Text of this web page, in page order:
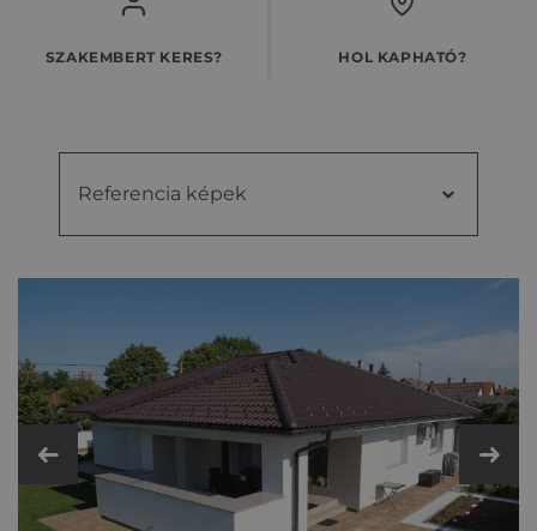
SZAKEMBERT KERES? HOL KAPHATÓ?
Referencia képek
Videók
Kiegészítő cseréptípusok
Fém- és műanyag kiegészítők
Műszaki adatok